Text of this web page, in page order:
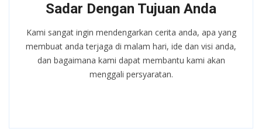
Sadar Dengan Tujuan Anda
Kami sangat ingin mendengarkan cerita anda, apa yang
membuat anda terjaga di malam hari, ide dan visi anda,
dan bagaimana kami dapat membantu kami akan
menggali persyaratan.